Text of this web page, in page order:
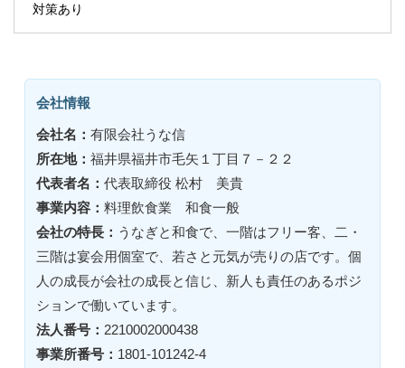
対策あり
会社情報
会社名： 有限会社うな信
所在地： 福井県福井市毛矢１丁目７－２２
代表者名： 代表取締役 松村 美貴
事業内容： 料理飲食業 和食一般
会社の特長： うなぎと和食で、一階はフリー客、二・
三階は宴会用個室で、若さと元気が売りの店です。個
人の成長が会社の成長と信じ、新人も責任のあるポジ
ションで働いています。
法人番号： 2210002000438
事業所番号： 1801-101242-4